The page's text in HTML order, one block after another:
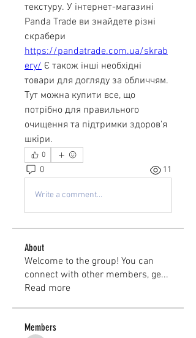
текстуру. У інтернет-магазині
Panda Trade ви знайдете різні
https://pandatrade.com.ua/skrab
ery/ Є також інші необхідні
товари для догляду за обличчям.
Тут можна купити все, що
потрібно для правильного
очищення та підтримки здоров'я
шкіри.
0
0 11
Write a comment...
About
Welcome to the group! You can
connect with other members, ge...
Read more
Members